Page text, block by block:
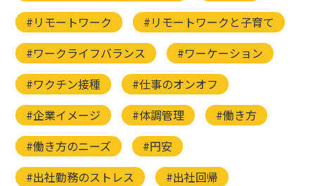
#リモートワーク
#リモートワークと子育て
#ワークライフバランス
#ワーケーション
#ワクチン接種
#仕事のオンオフ
#企業イメージ
#体調管理
#働き方
#働き方のニーズ
#円安
#出社勤務のストレス
#出社回帰